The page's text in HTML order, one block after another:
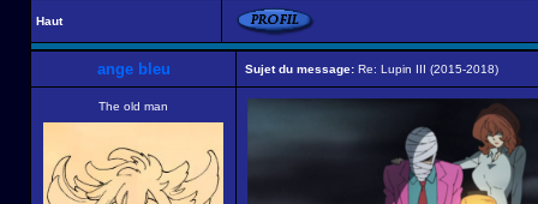
Haut
ange bleu Sujet du message: Re: Lupin III (2015-2018)
The old man